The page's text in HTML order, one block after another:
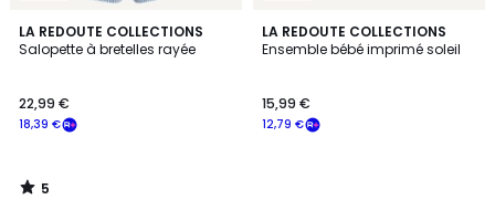
LA REDOUTE COLLECTIONS
Salopette à bretelles rayée
18,39 €
22,99 €
5
/
5
/
LA REDOUTE COLLECTIONS
Ensemble bébé imprimé soleil
12,79 €
15,99 €